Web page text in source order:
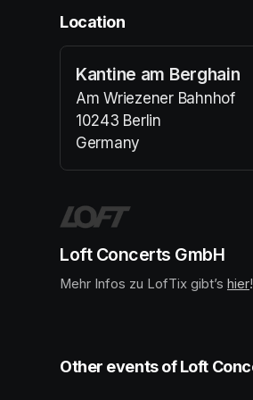
Location
Kantine am Berghain
Am Wriezener Bahnhof
10243 Berlin
Germany
(opens in a new tab)
Loft Concerts GmbH
Mehr Infos zu LofTix gibt’s hier!
Other events of Loft